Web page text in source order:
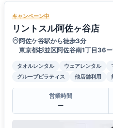
キャンペーン中
リントスル阿佐ヶ谷店
阿佐ケ谷駅から徒歩3分
東京都杉並区阿佐谷南1丁目36
タオルレンタル ウェアレンタル
グループピラティス
他店舗利用
営業時間
ー